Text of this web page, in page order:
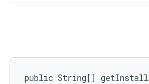
public String[]